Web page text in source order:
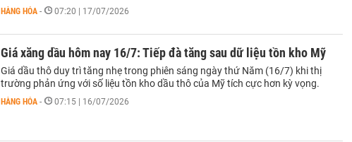
HÀNG HÓA - 07:20 | 17/07/2026
Giá xăng dầu hôm nay 16/7: Tiếp đà tăng sau dữ liệu tồn kho Mỹ
Giá dầu thô duy trì tăng nhẹ trong phiên sáng ngày thứ Năm (16/7) khi thị
trường phản ứng với số liệu tồn kho dầu thô của Mỹ tích cực hơn kỳ vọng.
HÀNG HÓA - 07:15 | 16/07/2026